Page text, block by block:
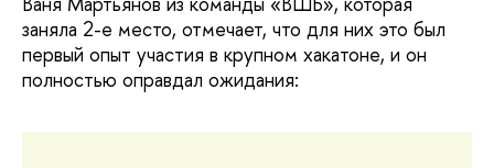
заняла 2-е место, отмечает, что для них это был
первый опыт участия в крупном хакатоне, и он
полностью оправдал ожидания: